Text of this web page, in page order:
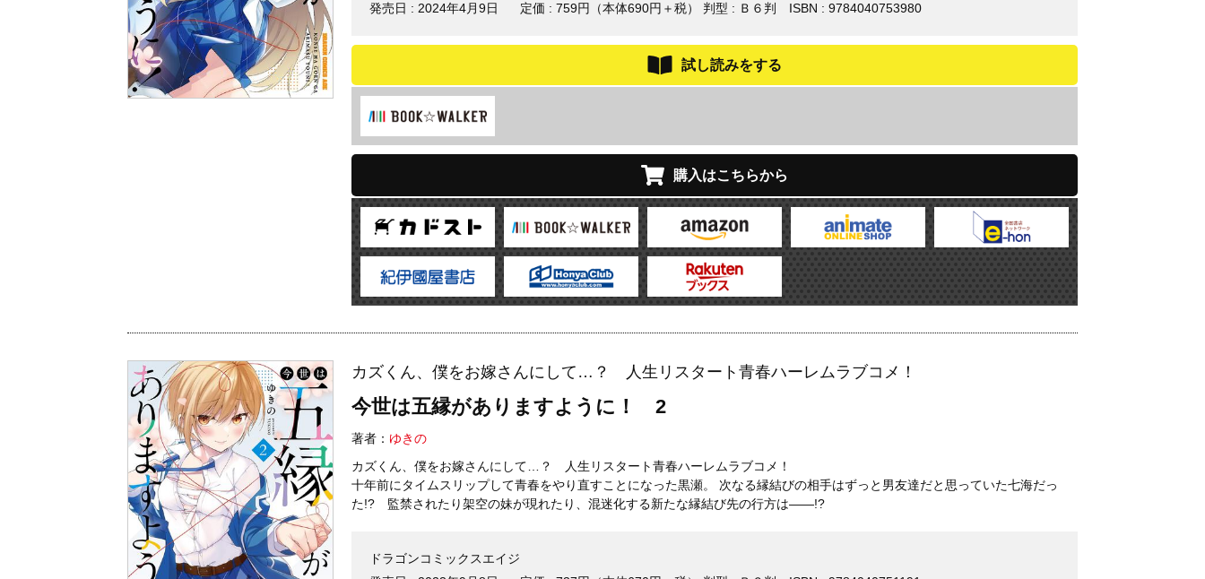
発売日 : 2024年4月9日 定価 : 759円（本体690円＋税） 判型 : Ｂ６判 ISBN : 9784040753980
試し読みをする
購入はこちらから
カズくん、僕をお嫁さんにして…？ 人生リスタート青春ハーレムラブコメ！
今世は五縁がありますように！ 2
著者： ゆきの
カズくん、僕をお嫁さんにして…？ 人生リスタート青春ハーレムラブコメ！
十年前にタイムスリップして青春をやり直すことになった黒瀬。 次なる縁結びの相手はずっと男友達だと思っていた七海だっ
た!? 監禁されたり架空の妹が現れたり、混迷化する新たな縁結び先の行方は――!?
ドラゴンコミックスエイジ